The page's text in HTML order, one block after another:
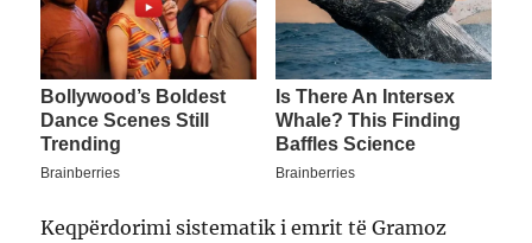
Keqpërdorimi sistematik i emrit të Gramoz